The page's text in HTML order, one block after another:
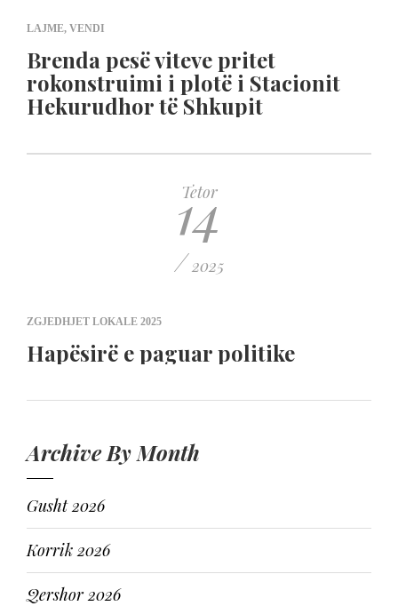
LAJME, VENDI
Brenda pesë viteve pritet
rokonstruimi i plotë i Stacionit
Hekurudhor të Shkupit
Tetor
14
/ 2025
ZGJEDHJET LOKALE 2025
Hapësirë e paguar politike
Archive By Month
Gusht 2026
Korrik 2026
Qershor 2026